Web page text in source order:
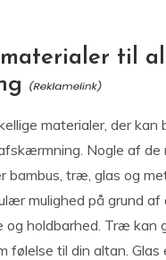
til
materialer, der kan
Nogle af de
bambus, træ, glas og
mulighed på grund af
og holdbarhed. Træ kan
følelse til din altan. Glas